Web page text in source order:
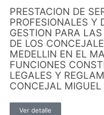
PRESTACION DE
PROFESIONALES Y
GESTION PARA
DE LOS
MEDELLIN EN EL
FUNCIONES
LEGALES Y
CONCEJAL
Ver detalle